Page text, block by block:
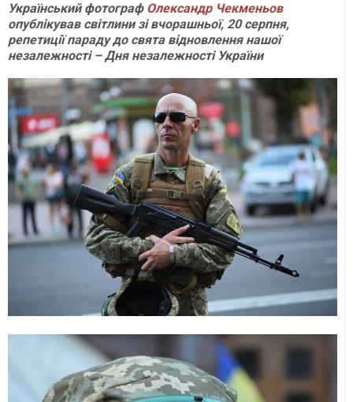
Український фотограф Олександр Чекменьов
опублікував світлини зі вчорашньої, 20 серпня,
репетиції параду до свята відновлення нашої
незалежності – Дня незалежності України